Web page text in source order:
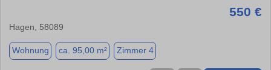
550 €
Hagen, 58089
Wohnung ca. 95,00 m² Zimmer 4